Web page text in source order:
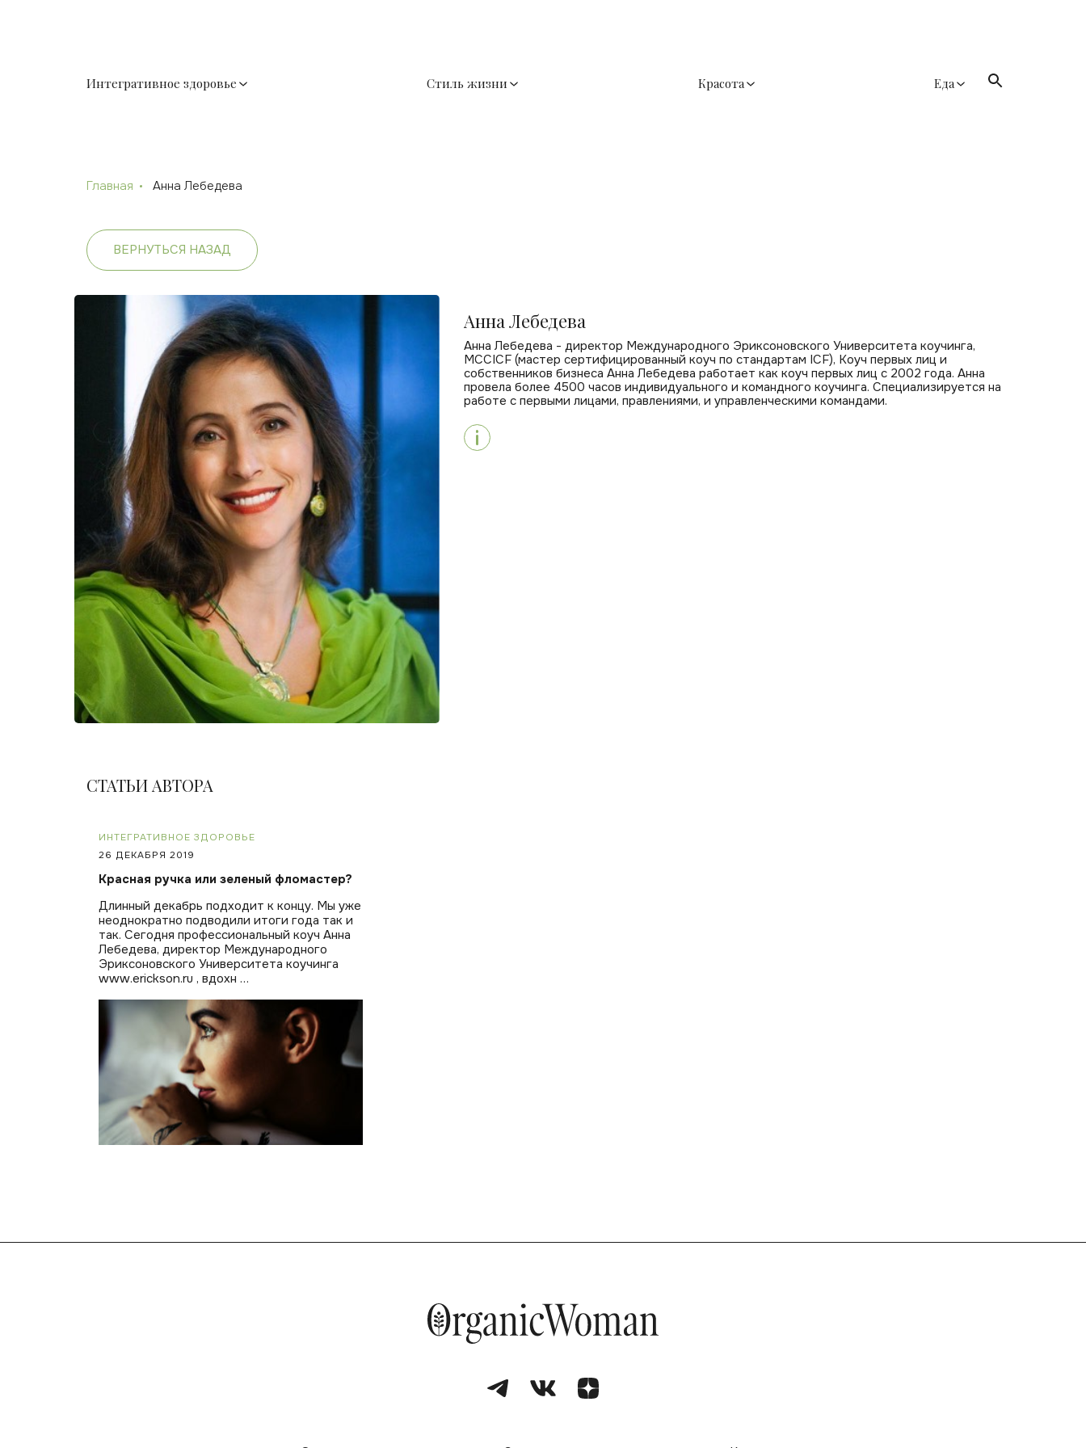
Интегративное здоровье Стиль жизни Красота Еда
Главная Анна Лебедева
ВЕРНУТЬСЯ НАЗАД
Анна Лебедева
Анна Лебедева - директор Международного Эриксоновского Университета коучинга,
MCCICF (мастер сертифицированный коуч по стандартам ICF), Коуч первых лиц и
собственников бизнеса Анна Лебедева работает как коуч первых лиц c 2002 года. Анна
провела более 4500 часов индивидуального и командного коучинга. Специализируется на
работе с первыми лицами, правлениями, и управленческими командами.
СТАТЬИ АВТОРА
ИНТЕГРАТИВНОЕ ЗДОРОВЬЕ
26 ДЕКАБРЯ 2019
Красная ручка или зеленый фломастер?
Длинный декабрь подходит к концу. Мы уже
неоднократно подводили итоги года так и
так. Сегодня профессиональный коуч Анна
Лебедева, директор Международного
Эриксоновского Университета коучинга
www.erickson.ru , вдохн …